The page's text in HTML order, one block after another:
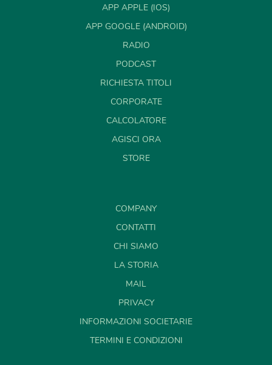
APP APPLE (IOS)
APP GOOGLE (ANDROID)
RADIO
PODCAST
RICHIESTA TITOLI
CORPORATE
CALCOLATORE
AGISCI ORA
STORE
COMPANY
CONTATTI
CHI SIAMO
LA STORIA
MAIL
PRIVACY
INFORMAZIONI SOCIETARIE
TERMINI E CONDIZIONI